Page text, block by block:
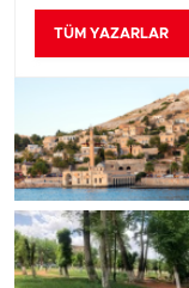
TÜM YAZARLAR